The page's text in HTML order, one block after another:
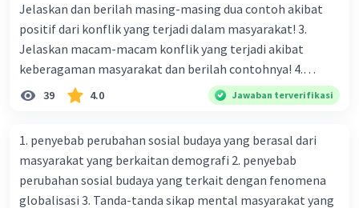
Jelaskan dan berilah masing-masing dua contoh akibat
positif dari konflik yang terjadi dalam masyarakat! 3.
Jelaskan macam-macam konflik yang terjadi akibat
keberagaman masyarakat dan berilah contohnya! 4.
Mengapa dalam masyarakat yang memiliki keberagaman
bahasa, dan budaya. Berdasarkan pernyataan tersebut,
apa yang dapat kalian lakukan untuk menjaga
keberagaman supaya terhindar dari konflik?
39 4.0 Jawaban terverifikasi
1. penyebab perubahan sosial budaya yang berasal dari
masyarakat yang berkaitan demografi 2. penyebab
perubahan sosial budaya yang terkait dengan fenomena
globalisasi 3. Tanda-tanda sikap mental masyarakat yang